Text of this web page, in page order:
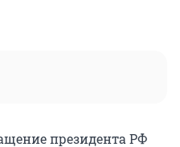
президента РФ